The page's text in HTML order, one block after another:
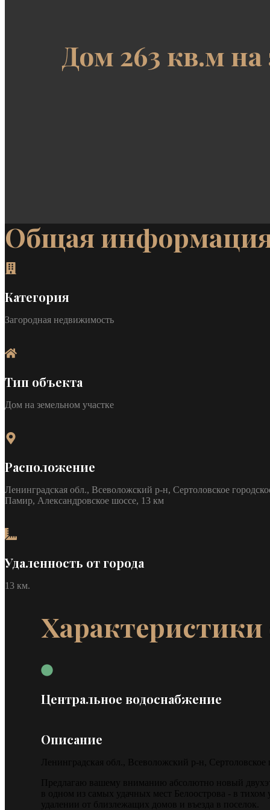
Дом 263 кв.м на
Общая
Категория
Загородная недвижимость
Тип объекта
Дом на земельном участке
Расположение
Ленинградская обл., Всеволожский р-н, Сертоловское
Памир, Александровское шоссе, 13 км
Удаленность от города
13 км.
Характеристики
Центральное водоснабжение
Описание
Ленинградская обл., Всеволожский р-н,
Предлагаю вашему вниманию абсолютно новый
в одном из самых удачных мест Белоострова - в
удалении от близлежащих домов и въезда в поселок.